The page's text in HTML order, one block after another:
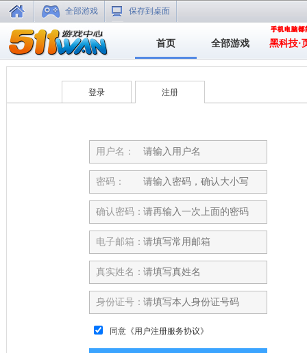
全部游戏 保存到桌面
首页 全部游戏 黑科技·
登录 注册
用户名：
密码：
确认密码：
电子邮箱：
真实姓名：
身份证号：
同意 《用户注册服务协议》